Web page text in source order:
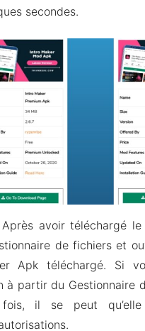
secondes.
avoir téléchargé le
de fichiers et
Apk téléchargé. Si
à partir du Gestionnaire
fois, il se peut qu’elle